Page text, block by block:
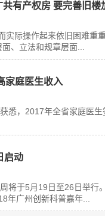
有产权房 要完善旧楼
际操作起来依旧困难重
、立法和规章层面...
家庭医生收入
悉，2017年全省家庭医
启动
于5月19日至26日举行
年广州创新科普嘉年...